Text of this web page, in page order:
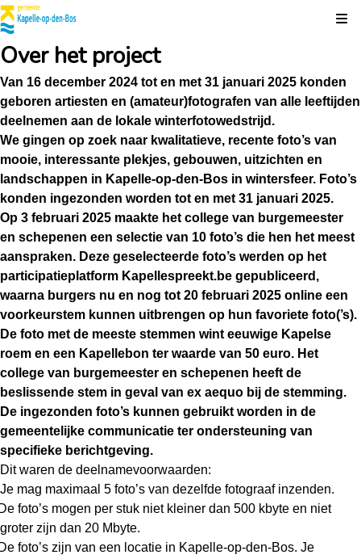
Over het project
Van 16 december 2024 tot en met 31 januari 2025 konden
geboren artiesten en (amateur)fotografen van alle leeftijden
deelnemen aan de lokale winterfotowedstrijd.
We gingen op zoek naar kwalitatieve, recente foto’s van
mooie, interessante plekjes, gebouwen, uitzichten en
landschappen in Kapelle-op-den-Bos in wintersfeer. Foto’s
konden ingezonden worden tot en met 31 januari 2025.
Op 3 februari 2025 maakte het college van burgemeester
en schepenen een selectie van 10 foto’s die hen het meest
aanspraken. Deze geselecteerde foto’s werden op het
participatieplatform Kapellespreekt.be gepubliceerd,
waarna burgers nu en nog tot 20 februari 2025 online een
voorkeurstem kunnen uitbrengen op hun favoriete foto(’s).
De foto met de meeste stemmen wint eeuwige Kapelse
roem en een Kapellebon ter waarde van 50 euro. Het
college van burgemeester en schepenen heeft de
beslissende stem in geval van ex aequo bij de stemming.
De ingezonden foto’s kunnen gebruikt worden in de
gemeentelijke communicatie ter ondersteuning van
specifieke berichtgeving.
Dit waren de deelnamevoorwaarden:
Je mag maximaal 5 foto’s van dezelfde fotograaf inzenden.
foto’s mogen per stuk niet kleiner dan 500 kbyte en niet
groter zijn dan 20 Mbyte.
foto’s zijn van een locatie in Kapelle-op-den-Bos. Je